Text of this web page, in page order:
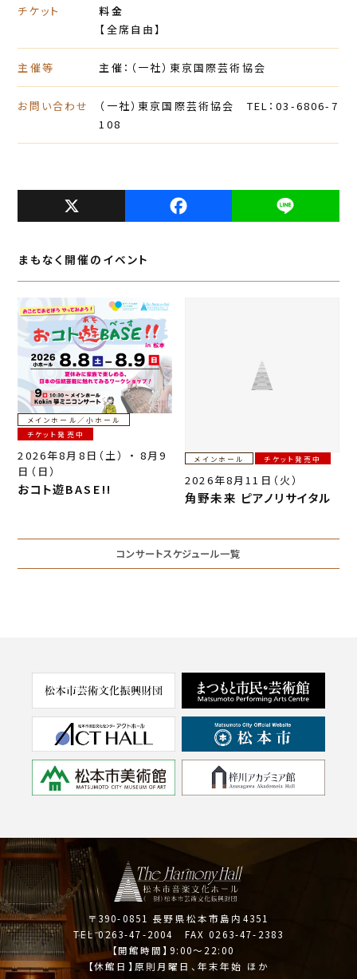
チケット
料金
【全席自由】
主催等 主催：（一社）東京国際芸術協会
お問い合わせ
（一社）東京国際芸術協会 TEL：03-6806-7
108
X
F
a
L
i
まもなく開催のイベント
メインホール／小ホール
チケット発売中
2026年8月8日（土） ・ 8月9
日（日）
おコト遊BASE!!
メインホール チケット発売中
2026年8月11日（火）
角野未来 ピアノリサイタル
コンサートスケジュール一覧
〒390-0851 長野県松本市島内4351
TEL 0263-47-2004 FAX 0263-47-2383
【開館時間】9:00～22:00
【休館日】原則月曜日、年末年始 ほか